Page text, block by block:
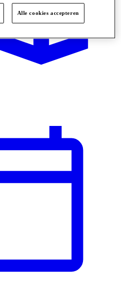
Alle cookies accepteren